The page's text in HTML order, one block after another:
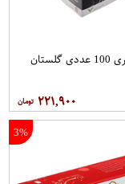
۲۲۱,۹۰۰
3%